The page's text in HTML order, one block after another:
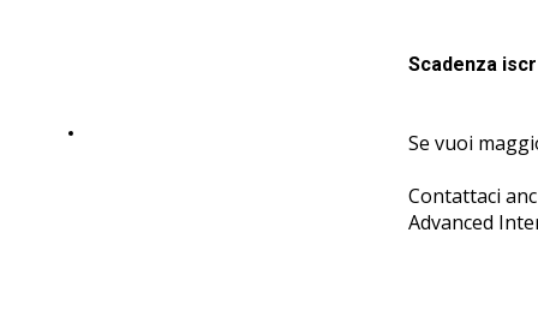
Scadenza
Se vuoi
Contattaci
Advanced